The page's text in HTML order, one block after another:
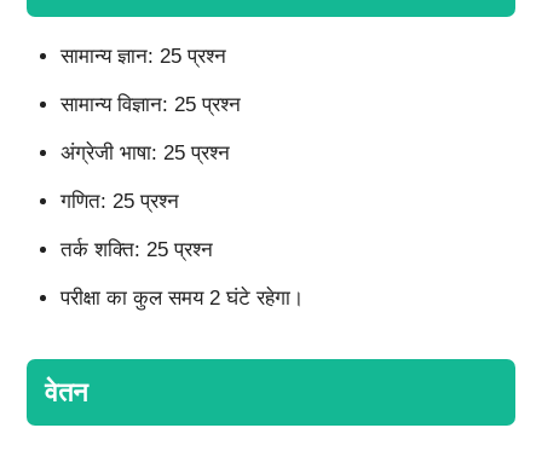
सामान्य ज्ञान: 25 प्रश्न
सामान्य विज्ञान: 25 प्रश्न
अंग्रेजी भाषा: 25 प्रश्न
गणित: 25 प्रश्न
तर्क शक्ति: 25 प्रश्न
परीक्षा का कुल समय 2 घंटे रहेगा।
वेतन